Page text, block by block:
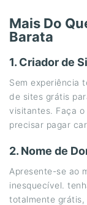
Mais Do
Barata
1. Criador de
Sem experiência
de sites grátis
visitantes. Faça o
precisar pagar
2. Nome de
Apresente-se ao
inesquecível.
totalmente